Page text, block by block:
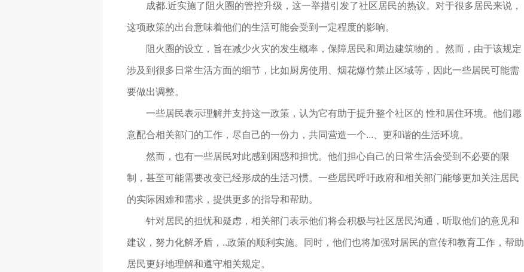
成都.近实施了阻火圈的管控升级，这一举措引发了社区居民的热议。对于很多居民来说，
这项政策的出台意味着他们的生活可能会受到一定程度的影响。
阻火圈的设立，旨在减少火灾的发生概率，保障居民和周边建筑物的 。然而，由于该规定
涉及到很多日常生活方面的细节，比如厨房使用、烟花爆竹禁止区域等，因此一些居民可能需
要做出调整。
一些居民表示理解并支持这一政策，认为它有助于提升整个社区的 性和居住环境。他们愿
意配合相关部门的工作，尽自己的一份力，共同营造一个...、更和谐的生活环境。
然而，也有一些居民对此感到困惑和担忧。他们担心自己的日常生活会受到不必要的限
制，甚至可能需要改变已经形成的生活习惯。一些居民呼吁政府和相关部门能够更加关注居民
的实际困难和需求，提供更多的指导和帮助。
针对居民的担忧和疑虑，相关部门表示他们将会积极与社区居民沟通，听取他们的意见和
建议，努力化解矛盾，..政策的顺利实施。同时，他们也将加强对居民的宣传和教育工作，帮助
居民更好地理解和遵守相关规定。